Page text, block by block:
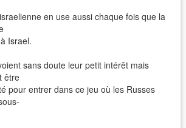
en use aussi chaque fois que la
Israel.
sans doute leur petit intérêt mais
être
pour entrer dans ce jeu où les Russes